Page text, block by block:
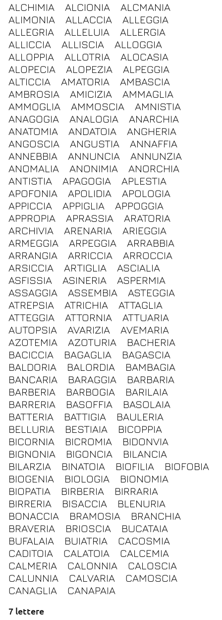
ALCHIMIA
ALCIONIA
ALCMANIA
ALIMONIA
ALLACCIA
ALLEGGIA
ALLEGRIA
ALLELUIA
ALLERGIA
ALLICCIA
ALLISCIA
ALLOGGIA
ALLOPPIA
ALLOTRIA
ALOCASIA
ALOPECIA
ALOPEZIA
ALPEGGIA
ALTICCIA
AMATORIA
AMBASCIA
AMBROSIA
AMICIZIA
AMMAGLIA
AMMOGLIA
AMMOSCIA
AMNISTIA
ANAGOGIA
ANALOGIA
ANARCHIA
ANATOMIA
ANDATOIA
ANGHERIA
ANGOSCIA
ANGUSTIA
ANNAFFIA
ANNEBBIA
ANNUNCIA
ANNUNZIA
ANOMALIA
ANONIMIA
ANORCHIA
ANTISTIA
APAGOGIA
APLESTIA
APOFONIA
APOLIDIA
APOLOGIA
APPICCIA
APPIGLIA
APPOGGIA
APPROPIA
APRASSIA
ARATORIA
ARCHIVIA
ARENARIA
ARIEGGIA
ARMEGGIA
ARPEGGIA
ARRABBIA
ARRANGIA
ARRICCIA
ARROCCIA
ARSICCIA
ARTIGLIA
ASCIALIA
ASFISSIA
ASINERIA
ASPERMIA
ASSAGGIA
ASSEMBIA
ASTEGGIA
ATREPSIA
ATRICHIA
ATTAGLIA
ATTEGGIA
ATTORNIA
ATTUARIA
AUTOPSIA
AVARIZIA
AVEMARIA
AZOTEMIA
AZOTURIA
BACHERIA
BACICCIA
BAGAGLIA
BAGASCIA
BALDORIA
BALORDIA
BAMBAGIA
BANCARIA
BARAGGIA
BARBARIA
BARBERIA
BARBOGIA
BARILAIA
BARRERIA
BASOFFIA
BASOLAIA
BATTERIA
BATTIGIA
BAULERIA
BELLURIA
BESTIAIA
BICOPPIA
BICORNIA
BICROMIA
BIDONVIA
BIGNONIA
BIGONCIA
BILANCIA
BILARZIA
BINATOIA BIOFILIA
BIOFOBIA
BIOGENIA
BIOLOGIA
BIONOMIA
BIOPATIA
BIRBERIA
BIRRARIA
BIRRERIA
BISACCIA
BLENURIA
BONACCIA
BRAMOSIA
BRANCHIA
BRAVERIA
BRIOSCIA
BUCATAIA
BUFALAIA
BUIATRIA
CACOSMIA
CADITOIA
CALATOIA
CALCEMIA
CALMERIA
CALONNIA
CALOSCIA
CALUNNIA
CALVARIA
CAMOSCIA
CANAGLIA
CANAPAIA
7 lettere